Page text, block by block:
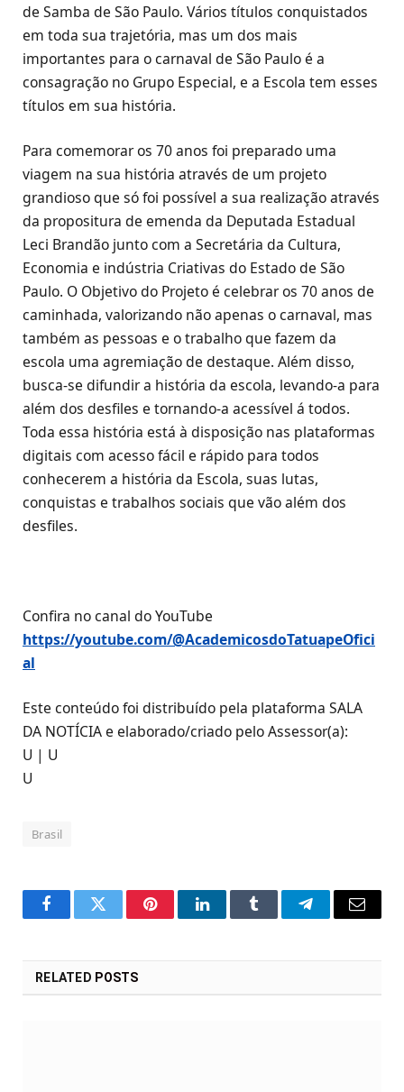
de Samba de São Paulo. Vários títulos conquistados
em toda sua trajetória, mas um dos mais
importantes para o carnaval de São Paulo é a
consagração no Grupo Especial, e a Escola tem esses
títulos em sua história.
Para comemorar os 70 anos foi preparado uma
viagem na sua história através de um projeto
grandioso que só foi possível a sua realização através
da propositura de emenda da Deputada Estadual
Leci Brandão junto com a Secretária da Cultura,
Economia e indústria Criativas do Estado de São
Paulo. O Objetivo do Projeto é celebrar os 70 anos de
caminhada, valorizando não apenas o carnaval, mas
também as pessoas e o trabalho que fazem da
escola uma agremiação de destaque. Além disso,
busca-se difundir a história da escola, levando-a para
além dos desfiles e tornando-a acessível á todos.
Toda essa história está à disposição nas plataformas
digitais com acesso fácil e rápido para todos
conhecerem a história da Escola, suas lutas,
conquistas e trabalhos sociais que vão além dos
desfiles.
Confira no canal do YouTube
https://youtube.com/@AcademicosdoTatuapeOfici
al
Este conteúdo foi distribuído pela plataforma SALA
DA NOTÍCIA e elaborado/criado pelo Assessor(a):
U | U
U
Brasil
FacebookTwitter PinterestLinkedInTumblr TelegramEmail
RELATED POSTS